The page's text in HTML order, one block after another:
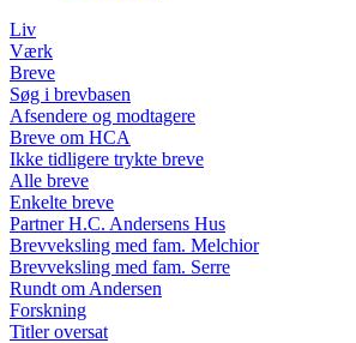
Liv
Værk
Breve
Søg i brevbasen
Afsendere og modtagere
Breve om HCA
Ikke tidligere trykte breve
Alle breve
Enkelte breve
Partner H.C. Andersens Hus
Brevveksling med fam. Melchior
Brevveksling med fam. Serre
Rundt om Andersen
Forskning
Titler oversat